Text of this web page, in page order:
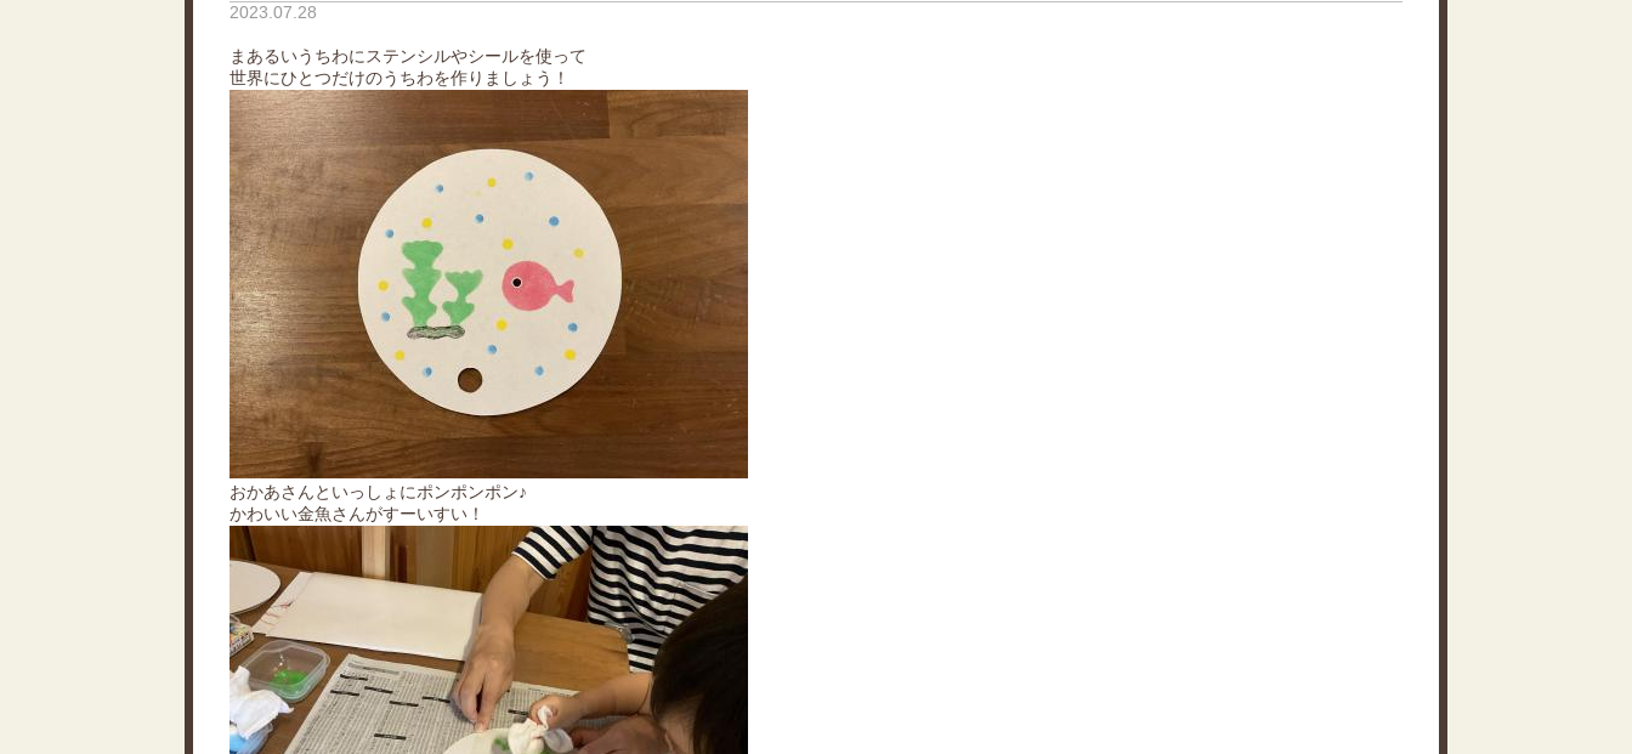
2023.07.28
まあるいうちわにステンシルやシールを使って
世界にひとつだけのうちわを作りましょう！
おかあさんといっしょにポンポンポン♪
かわいい金魚さんがすーいすい！